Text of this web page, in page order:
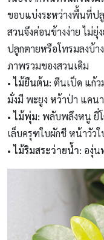
ขอบแบ่งระหว่างพื้นที่ป
สวนจึงค่อนข้างง่าย ไม่
ปลูกตายหรือโทรมลงบ้า
ภาพรวมของสวนเดิม
• ไม้ยืนต้น: ตีนเป็ด แก้ว
มั่งมี พะยูง หว้าป่า แคน
• ไม้พุ่ม: พลับพลึงหนู ยี่
เล็บครุฑใบผักชี หน้าวัวใ
• ไม้ริมสระว่ายน้ำ: องุ่น